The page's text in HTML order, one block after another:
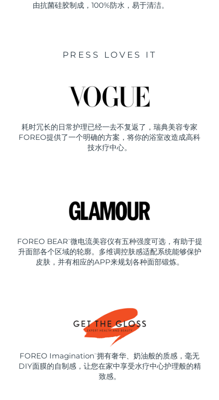
由抗菌硅胶制成，100%防水，易于清洁。
PRESS LOVES IT
耗时冗长的日常护理已经一去不复返了，瑞典美容专家
FOREO提供了一个明确的方案，将你的浴室改造成高科
技水疗中心。
FOREO BEAR ™ 微电流美容仪有五种强度可选，有助于提
升面部各个区域的轮廓。多维调控肤感适配系统能够保护
皮肤，并有相应的APP来规划各种面部锻炼。
FOREO Imagination ™ 拥有奢华、奶油般的质感，毫无
DIY面膜的自制感，让您在家中享受水疗中心护理般的精
致感。